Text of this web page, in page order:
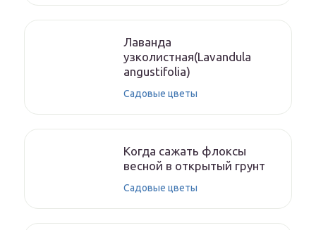
Лаванда
узколистная(Lavandula
angustifolia)
Садовые цветы
Когда сажать флоксы
весной в открытый грунт
Садовые цветы